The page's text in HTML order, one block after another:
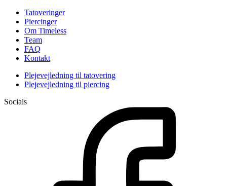
Tatoveringer
Piercinger
Om Timeless
Team
FAQ
Kontakt
Plejevejledning til tatovering
Plejevejledning til piercing
Socials